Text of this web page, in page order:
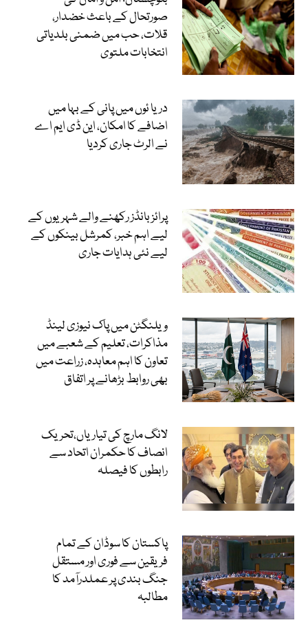
صورتحال کے باعث خضدار،
قلات، حب میں ضمنی بلدیاتی
انتخابات ملتوی
دریا ئوں میں پانی کے بہا میں
اضافے کا امکان، این ڈی ایم اے
نے الرٹ جاری کردیا
پرائز بانڈز رکھنے والے شہریوں کے
لیے اہم خبر، کمرشل بینکوں کے
لیے نئی ہدایات جاری
ویلنگٹن میں پاک نیوزی لینڈ
مذاکرات، تعلیم کے شعبے میں
تعاون کا اہم معاہدہ، زراعت میں
بھی روابط بڑھانے پر اتفاق
لانگ مارچ کی تیاریاں،تحریک
انصاف کا حکمران اتحاد سے
رابطوں کا فیصلہ
پاکستان کا سوڈان کے تمام
فریقین سے فوری اور مستقل
جنگ بندی پر عملدرآمد کا
مطالبہ